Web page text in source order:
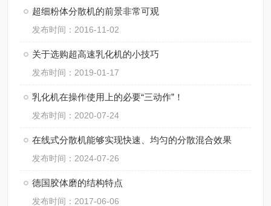
超细粉体分散机的前景非常可观
发布时间：2016-11-02
关于选购超高速乳化机的小技巧
发布时间：2019-01-17
乳化机在操作使用上的必要“三动作”！
发布时间：2020-07-24
在线式分散机能够实现快速、均匀的分散混合效果
发布时间：2024-07-26
德国胶体磨的结构特点
发布时间：2017-06-06